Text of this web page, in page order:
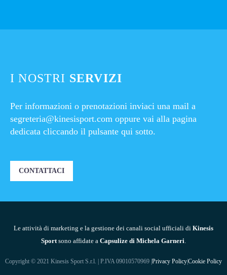
I NOSTRI SERVIZI
Per informazioni o prenotazioni inviaci una mail a
segreteria@kinesisport.com oppure vai alla pagina
dedicata cliccando il pulsante qui sotto.
CONTATTACI
Le attività di marketing e la gestione dei canali social ufficiali di Kinesis
Sportsono affidate a Capsulize di Michela Garneri.
Copyright © 2021 Kinesis Sport S.r.l. | P.IVA 09010570969 | Privacy PolicyCookie Policy